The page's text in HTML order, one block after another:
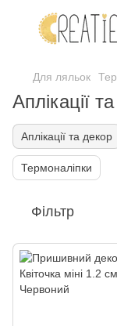
Для ляльок
Аплікації
Аплікації та декор
Термоналіпки
Фільтр